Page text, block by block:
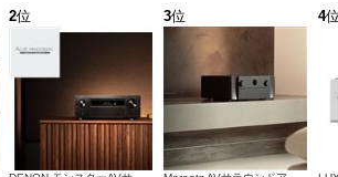
2位 3位 4